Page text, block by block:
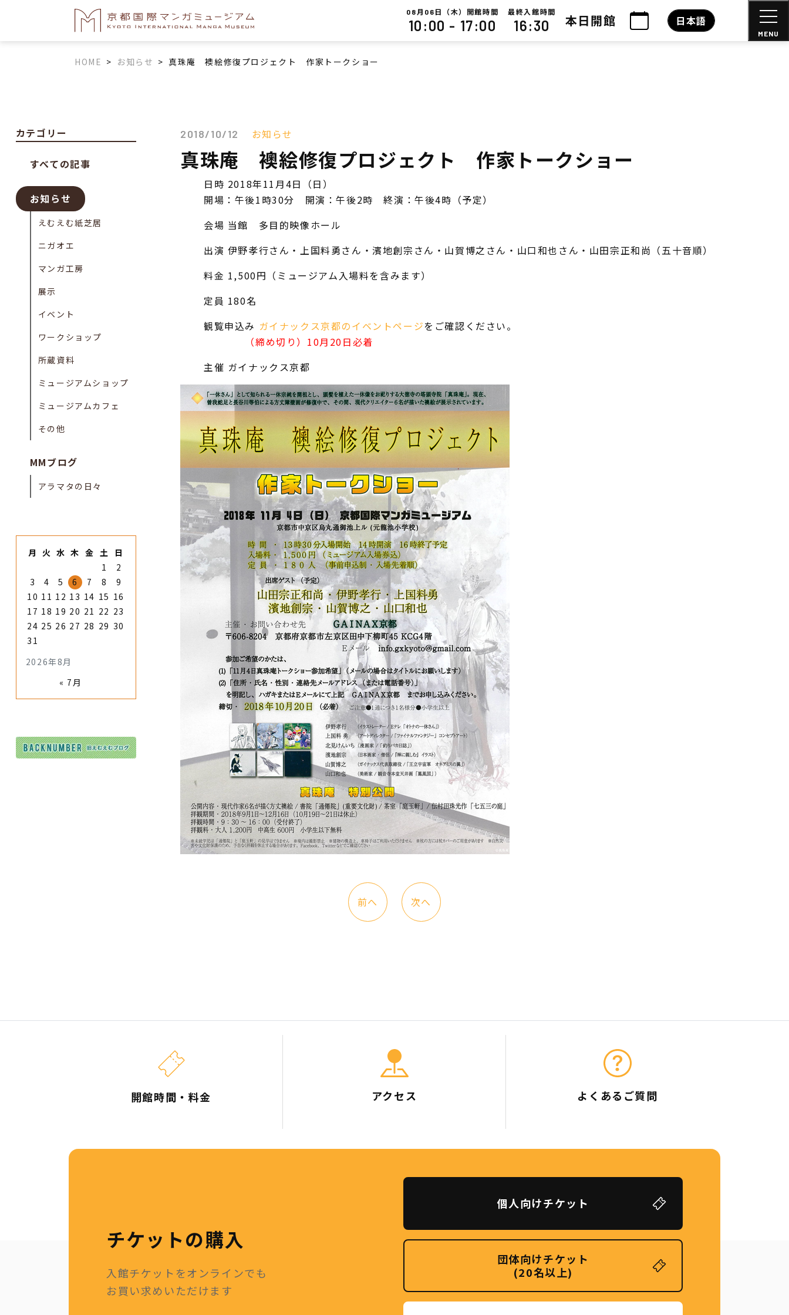
08 月 06 日（木）開館時間
10:00 - 17:00
最終入館時間
16:30 本日開館 日本語
MENU
HOME > お知らせ > 真珠庵 襖絵修復プロジェクト 作家トークショー
2018/10/12 お知らせ
真珠庵 襖絵修復プロジェクト 作家トークショー
日時 2018年11月4日（日）
開場：午後1時30分 開演：午後2時 終演：午後4時（予定）
会場 当館 多目的映像ホール
出演 伊野孝行さん・上国料勇さん・濱地創宗さん・山賀博之さん・山口和也さん・山田宗正和尚（五十音順）
料金 1,500円（ミュージアム入場料を含みます）
定員 180名
観覧申込み ガイナックス京都のイベントページをご確認ください。
（締め切り）10月20日必着
主催 ガイナックス京都
前へ 次へ
カテゴリー
すべての記事
お知らせ
えむえむ紙芝居
ニガオエ
マンガ工房
展示
イベント
ワークショップ
所蔵資料
ミュージアムショップ
ミュージアムカフェ
その他
MMブログ
アラマタの日々
2026年8月
月 火 水 木 金 土
日
1
2
3
4 5 6 7 8
9
10 11 12 13 14 15 16
17 18 19 20 21 22 23
24 25 26 27 28 29 30
31
« 7月
開館時間・料金 アクセス よくあるご質問
チケットの購入
入館チケットをオンラインでも
お買い求めいただけます
個人向けチケット
団体向けチケット
(20名以上)